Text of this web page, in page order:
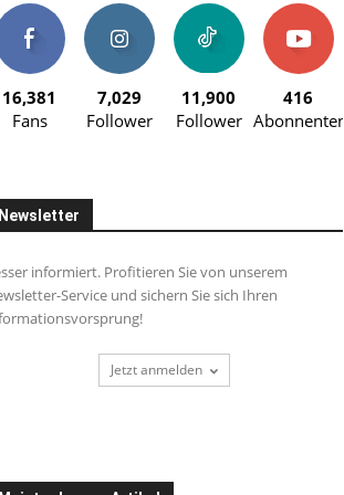
16,381
Fans
7,029
Follower
11,900
Follower
416
Abonnenten
Newsletter
informiert. Profitieren Sie von unserem
Service und sichern Sie sich Ihren
Jetzt anmelden